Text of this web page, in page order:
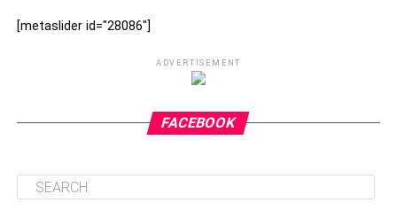
[metaslider id="28086"]
ADVERTISEMENT
FACEBOOK